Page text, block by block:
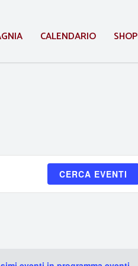
CALENDARIO SHOP
CERCA EVENTI